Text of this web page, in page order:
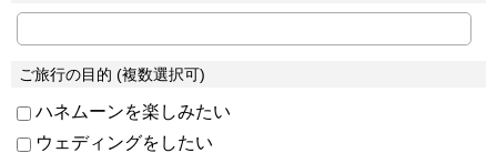
ご旅行の目的 (複数選択可)
ハネムーンを楽しみたい
ウェディングをしたい